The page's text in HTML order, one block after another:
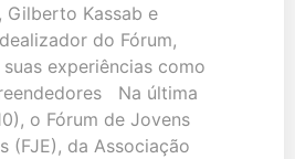
Gilberto Kassab e
do Fórum,
experiências como
Na última
o Fórum de Jovens
(FJE), da Associação